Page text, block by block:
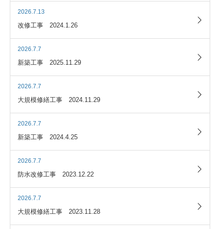
2026.7.13
改修工事 2024.1.26
2026.7.7
新築工事 2025.11.29
2026.7.7
大規模修繕工事 2024.11.29
2026.7.7
新築工事 2024.4.25
2026.7.7
防水改修工事 2023.12.22
2026.7.7
大規模修繕工事 2023.11.28